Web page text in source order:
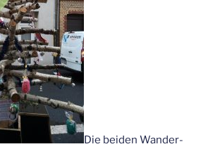
Die bei­den Wan­der­